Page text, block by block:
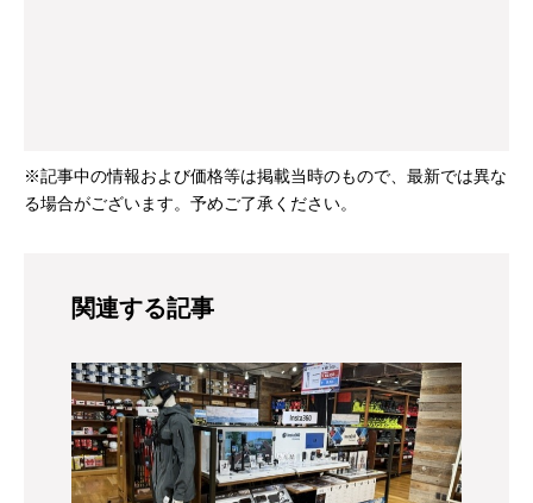
※記事中の情報および価格等は掲載当時のもので、最新では異な
る場合がございます。予めご了承ください。
関連する記事